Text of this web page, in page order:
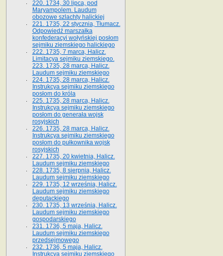
220. 1734, 30 lipca, pod
Maryampolem. Laudum
obozowe szlachty halickiej
221. 1735, 22 stycznia, Tłumacz.
Odpowiedź marszałka
konfederacyi wołyńskiej posłom
sejmiku ziemskiego halickiego
222. 1735, 7 marca, Halicz.
Limitacya sejmiku ziemskiego.
223. 1735, 28 marca, Halicz.
Laudum sejmiku ziemskiego
224. 1735, 28 marca, Halicz.
Instrukcya sejmiku ziemskiego
posłom do króla
225. 1735, 28 marca, Halicz.
Instrukcya sejmiku ziemskiego
posłom do generała wojsk
rosyjskich
226. 1735, 28 marca, Halicz.
Instrukcya sejmiku ziemskiego
posłom do pułkownika wojsk
rosyjskich
227. 1735, 20 kwietnia, Halicz.
Laudum sejmiku ziemskiego
228. 1735, 8 sierpnia, Halicz.
Laudum sejmiku ziemskiego
229. 1735, 12 września, Halicz.
Laudum sejmiku ziemskiego
deputackiego
230. 1735, 13 września, Halicz.
Laudum sejmiku ziemskiego
gospodarskiego
231. 1736, 5 maja, Halicz.
Laudum sejmiku ziemskiego
przedsejmowego
232. 1736, 5 maja, Halicz.
Instrukcya sejmiku ziemskiego